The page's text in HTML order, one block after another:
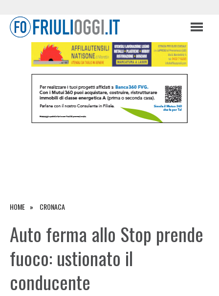
HOME CRONACA
Auto ferma allo Stop prende
fuoco: ustionato il
conducente